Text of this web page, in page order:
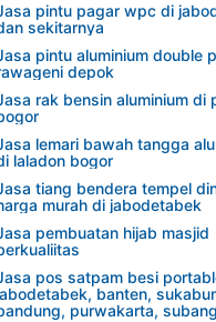
pintu pagar wpc di
sekitarnya
pintu aluminium double
depok
rak bensin aluminium di
lemari bawah tangga
laladon bogor
tiang bendera tempel
murah di jabodetabek
pembuatan hijab masjid
pos satpam besi
banten,
purwakarta,